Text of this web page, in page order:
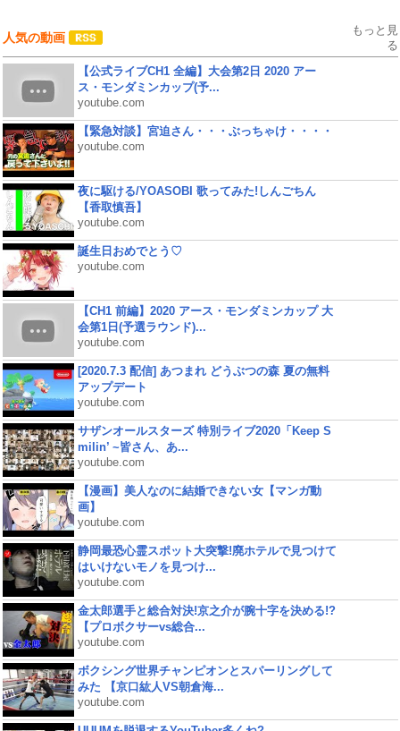
人気の動画
もっと見
る
【公式ライブCH1 全編】大会第2日 2020 アー
ス・モンダミンカップ(予...
youtube.com
【緊急対談】宮迫さん・・・ぶっちゃけ・・・・
youtube.com
夜に駆ける/YOASOBI 歌ってみた!しんごちん
【香取慎吾】
youtube.com
誕生日おめでとう♡
youtube.com
【CH1 前編】2020 アース・モンダミンカップ 大
会第1日(予選ラウンド)...
youtube.com
[2020.7.3 配信] あつまれ どうぶつの森 夏の無料
アップデート
youtube.com
サザンオールスターズ 特別ライブ2020「Keep S
milin’ ~皆さん、あ...
youtube.com
【漫画】美人なのに結婚できない女【マンガ動
画】
youtube.com
静岡最恐心霊スポット大突撃!廃ホテルで見つけて
はいけないモノを見つけ...
youtube.com
金太郎選手と総合対決!京之介が腕十字を決める!?
【プロボクサーvs総合...
youtube.com
ボクシング世界チャンピオンとスパーリングして
みた 【京口紘人VS朝倉海...
youtube.com